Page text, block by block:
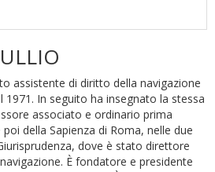
assistente di diritto della navigazione
1971. In seguito ha insegnato la stessa
associato e ordinario prima
poi della Sapienza di Roma, nelle due
dove è stato direttore
È fondatore e presidente